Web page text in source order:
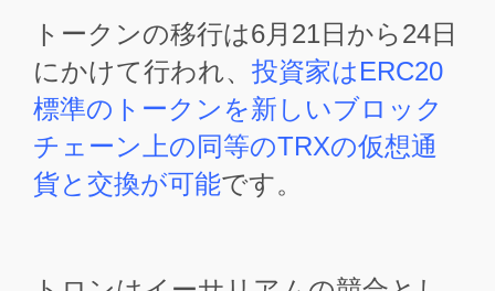
トークンの移行は6月21日から24日
にかけて行われ、 投資家はERC20
標準のトークンを新しいブロック
チェーン上の同等のTRXの仮想通
貨と交換が可能です。